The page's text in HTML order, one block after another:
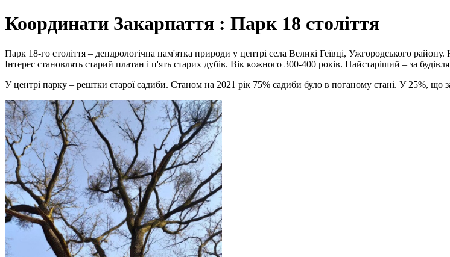
Координати Закарпаття : Парк 18 століття
Парк 18-го століття – дендрологічна пам'ятка природи у центрі села Великі Геївці, Ужгородського
Інтерес становлять старий платан і п'ять старих дубів. Вік кожного 300-400 років. Найстаріший – за
У центрі парку – рештки старої садиби. Станом на 2021 рік 75% садиби було в поганому стані. У 25%,